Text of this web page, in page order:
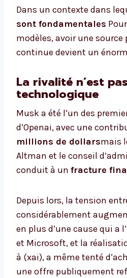
Dans un contexte dans
sont fondamentales
modèles, avoir une source
continue devient un
La rivalité n’est
technologique
Musk a été l’un des
d’Openai, avec une
millions de dollarsmais
Altman et le conseil
conduit à un fracture
Depuis lors, la tension
considérablement
en plus d’une cause qui a
et Microsoft, et la
à (xai), a même tenté
une offre publiquement